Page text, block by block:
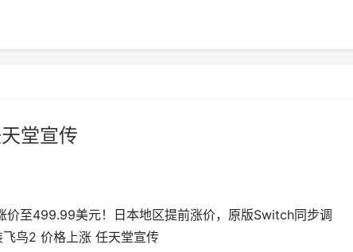
堂宣传
至499.99美元！日本地区提前涨价，原版Switch同步调
鸟2 价格上涨 任天堂宣传